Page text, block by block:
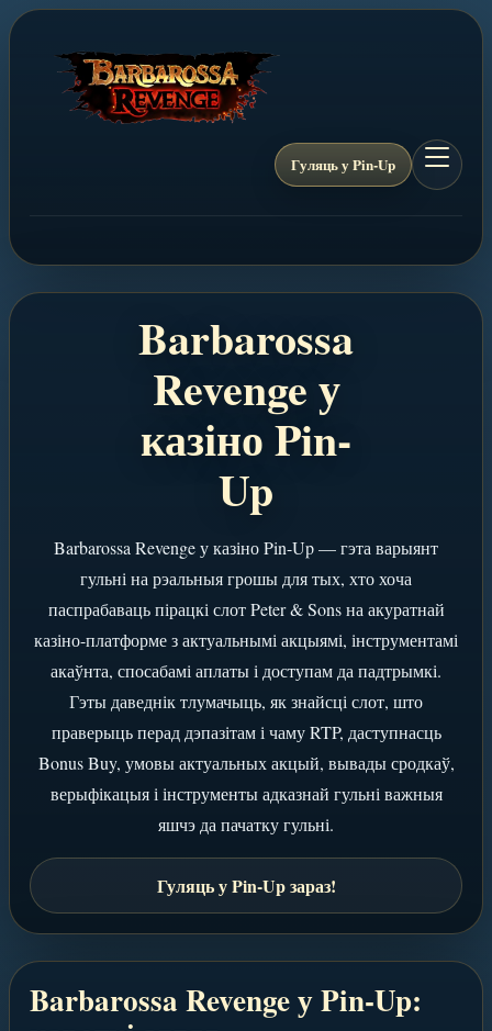
Гуляць у Pin-Up
Barbarossa
Revenge у
казіно Pin-
Up
Barbarossa Revenge у казіно Pin-Up — гэта варыянт
гульні на рэальныя грошы для тых, хто хоча
паспрабаваць пірацкі слот Peter & Sons на акуратнай
казіно-платформе з актуальнымі акцыямі, інструментамі
акаўнта, спосабамі аплаты і доступам да падтрымкі.
Гэты даведнік тлумачыць, як знайсці слот, што
праверыць перад дэпазітам і чаму RTP, даступнасць
Bonus Buy, умовы актуальных акцый, вывады сродкаў,
верыфікацыя і інструменты адказнай гульні важныя
яшчэ да пачатку гульні.
Гуляць у Pin-Up зараз!
Barbarossa Revenge у Pin-Up: